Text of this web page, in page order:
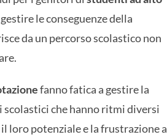
le conseguenze della
da un percorso scolastico non
fanno fatica a gestire la
scolastici che hanno ritmi diversi
loro potenziale e la frustrazione a